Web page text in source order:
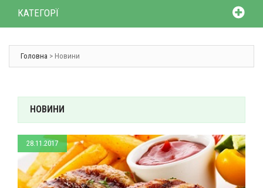
КАТЕГОРЇ
Головна > Новини
НОВИНИ
28.11.2017